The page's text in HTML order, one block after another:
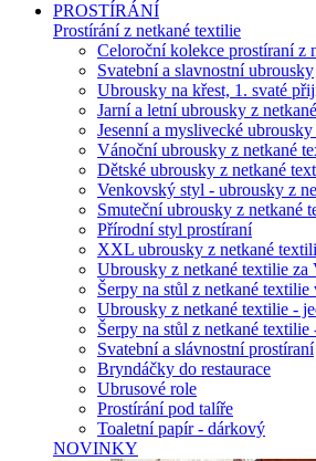
PROSTÍRÁNÍ
Prostírání z netkané textilie
Celoroční kolekce prostíraní z
Svatební a slavnostní ubrousky
Ubrousky na křest, 1. svaté
Jarní a letní ubrousky z
Jesenní a myslivecké
Vánoční ubrousky z netkané
Dětské ubrousky z netkané
Venkovský styl - ubrousky z
Smuteční ubrousky z netkané
Přírodní styl prostíraní
XXL ubrousky z netkané
Ubrousky z netkané textilie
Šerpy na stůl z netkané textilie
Ubrousky z netkané textilie -
Šerpy na stůl z netkané textilie
Svatební a slávnostní prostíraní
Bryndáčky do restaurace
Ubrusové role
Prostírání pod talíře
Toaletní papír - dárkový
NOVINKY